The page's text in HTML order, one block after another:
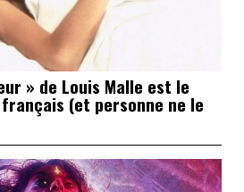
» de Louis Malle est le
(et personne ne le